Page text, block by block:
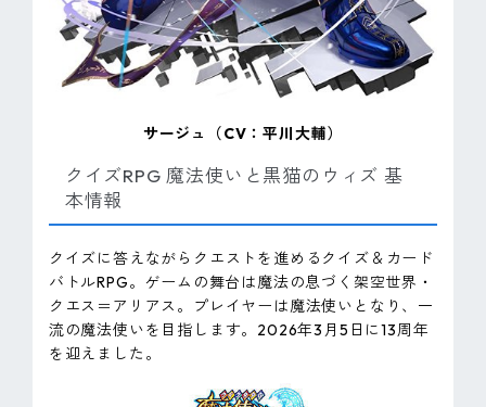
サージュ（CV：平川大輔）
クイズRPG 魔法使いと黒猫のウィズ 基
本情報
クイズに答えながらクエストを進めるクイズ＆カード
バトルRPG。ゲームの舞台は魔法の息づく架空世界・
クエス＝アリアス。プレイヤーは魔法使いとなり、一
流の魔法使いを目指します。2026年3月5日に13周年
を迎えました。